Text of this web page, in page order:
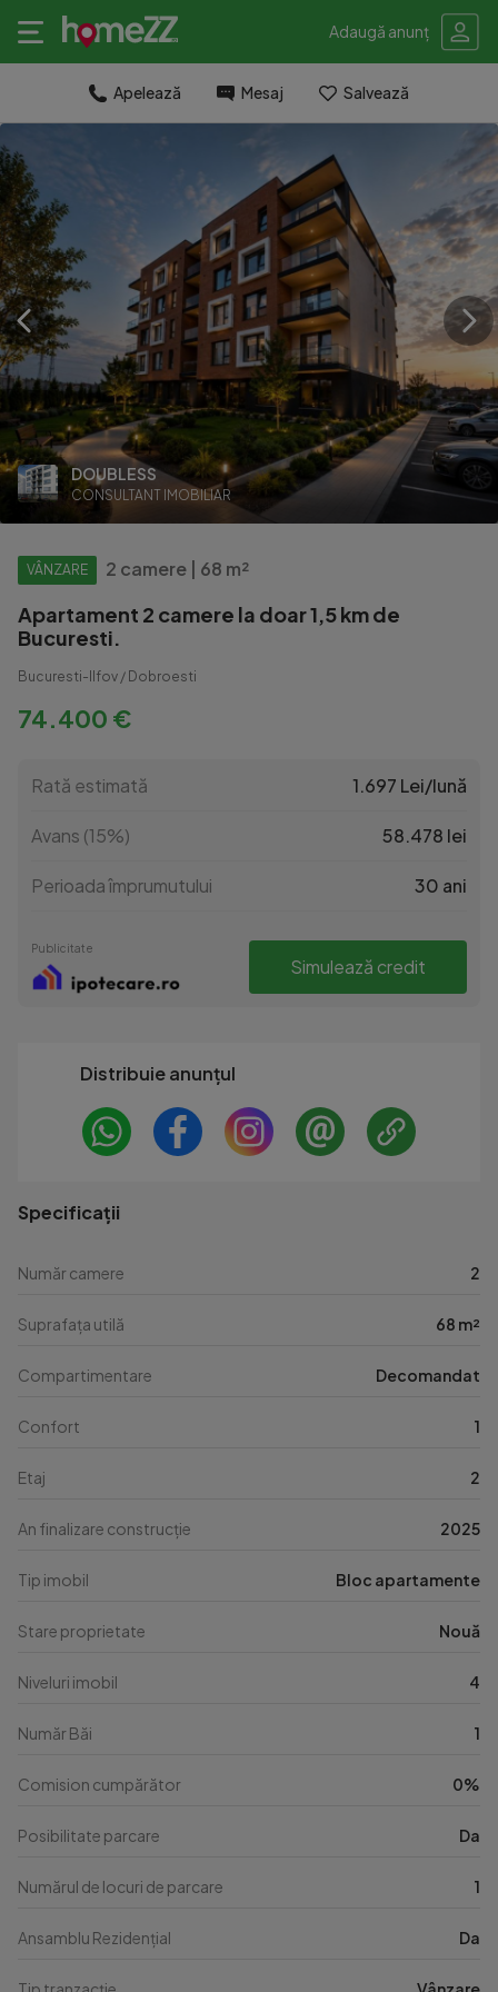
Adaugă anunț
Apelează Mesaj Salvează
DOUBLESS
CONSULTANT IMOBILIAR
VÂNZARE 2 camere | 68 m²
Apartament 2 camere la doar 1,5 km de
Bucuresti.
Bucuresti-Ilfov / Dobroesti
74.400 €
Rată estimată 1.697 Lei/lună
Avans (15%) 58.478 lei
Perioada împrumutului 30 ani
Publicitate
Simulează credit
Distribuie anunțul
Specificații
Număr camere 2
Suprafața utilă 68 m²
Compartimentare Decomandat
Confort 1
Etaj 2
An finalizare construcție 2025
Tip imobil Bloc apartamente
Stare proprietate Nouă
Niveluri imobil 4
Număr Băi 1
Comision cumpărător 0%
Posibilitate parcare Da
Numărul de locuri de parcare 1
Ansamblu Rezidențial Da